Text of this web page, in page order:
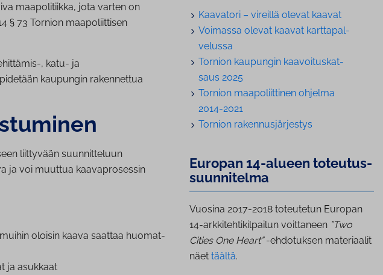
maapolitiikka, jota varten on
§ 73 Tornion maapoliittisen
, katu- ja
kaupungin rakennettua
liittyvään suunnitteluun
ja voi muuttua kaavaprosessin
oloisin kaava saattaa huo­mat­
ja asukkaat
Kaavatori – vireillä olevat kaavat
Voimassa olevat kaavat kart­ta­pal­
ve­lus­sa
Tornion kaupungin kaa­voi­tus­kat­
saus 2025
Tornion maa­po­liit­ti­nen ohjelma
2014-2021
Tornion ra­ken­nus­jär­jes­tys
Europan 14-alueen to­teu­tus­
suun­ni­tel­ma
Vuosina 2017-2018 toteutetun Europan
14-arkkitehtikilpailun voittaneen ”Two
Cities One Heart”-ehdotuksen materiaalit
näet täältä.